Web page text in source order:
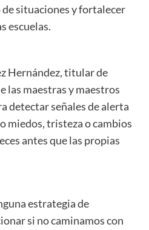
situaciones y fortalecer
escuelas.
Hernández, titular de
las maestras y maestros
detectar señales de alerta
miedos, tristeza o cambios
antes que las propias
estrategia de
si no caminamos con